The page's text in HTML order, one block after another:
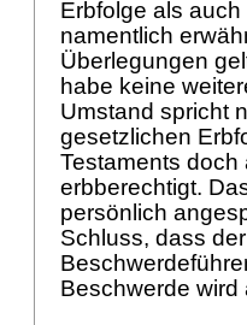
Erbfolge als
namentlich
Überlegungen
habe keine
Umstand spricht
gesetzlichen
Testaments
erbberechtigt.
persönlich
Schluss, dass
Beschwerde